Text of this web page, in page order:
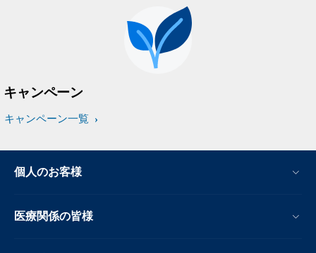
キャンペーン
キャンペーン一覧
個人のお客様
医療関係の皆様